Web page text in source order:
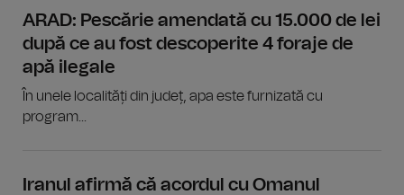
ARAD: Pescărie amendată cu 15.000 de lei
după ce au fost descoperite 4 foraje de
apă ilegale
În unele localități din județ, apa este furnizată cu
program...
Iranul afirmă că acordul cu Omanul